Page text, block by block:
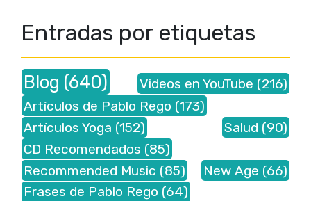
Entradas por etiquetas
Blog (640) Videos en YouTube (216)
Artículos de Pablo Rego (173)
Artículos Yoga (152) Salud (90)
CD Recomendados (85)
Recommended Music (85) New Age (66)
Frases de Pablo Rego (64)